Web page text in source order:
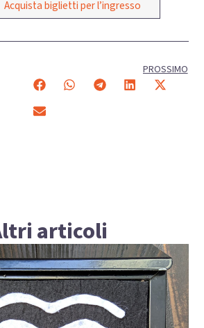
Acquista biglietti per l’ingresso
PROSSIMO
articoli